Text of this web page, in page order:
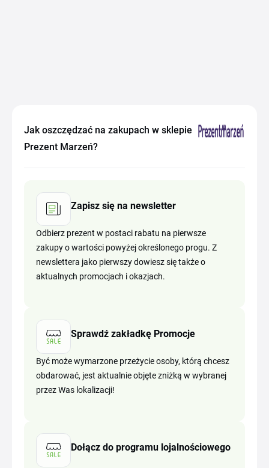
Jak oszczędzać na zakupach w sklepie
Prezent Marzeń?
Zapisz się na newsletter
Odbierz prezent w postaci rabatu na pierwsze
zakupy o wartości powyżej określonego progu. Z
newslettera jako pierwszy dowiesz się także o
aktualnych promocjach i okazjach.
Sprawdź zakładkę Promocje
Być może wymarzone przeżycie osoby, którą chcesz
obdarować, jest aktualnie objęte zniżką w wybranej
przez Was lokalizacji!
Dołącz do programu lojalnościowego